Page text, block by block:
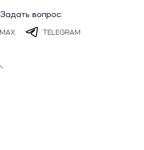
Задать вопрос:
MAX TELEGRAM